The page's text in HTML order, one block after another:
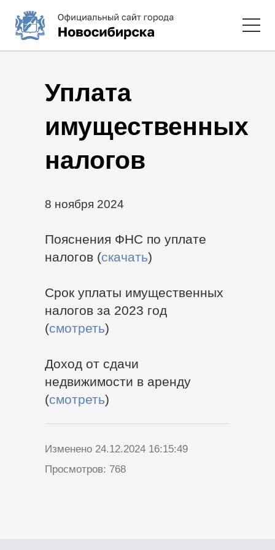
Уплата
имущественных
налогов
8 ноября 2024
Пояснения ФНС по уплате
налогов (скачать)
Срок уплаты имущественных
налогов за 2023 год
(смотреть)
Доход от сдачи
недвижимости в аренду
(смотреть)
Изменено 24.12.2024 16:15:49
Просмотров: 768